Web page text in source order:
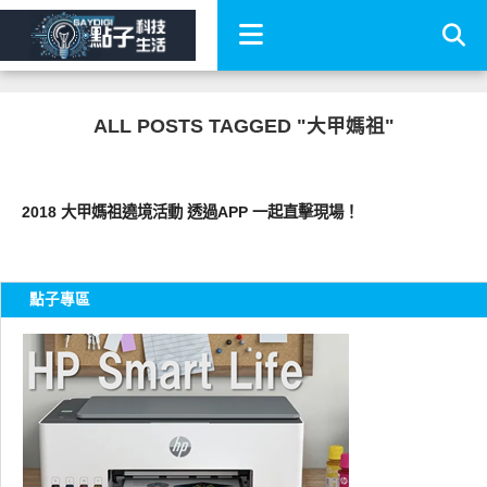
ALL POSTS TAGGED "大甲媽祖"
2018 大甲媽祖遶境活動 透過APP 一起直擊現場！
點子專區